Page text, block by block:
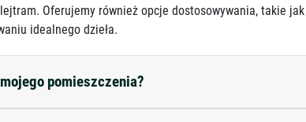
Oferujemy również opcje dostosowywania, takie
idealnego dzieła.
pomieszczenia?